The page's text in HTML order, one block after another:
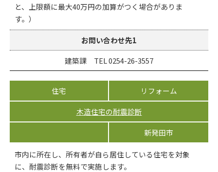
と、上限額に最大40万円の加算がつく場合がありま
す。）
お問い合わせ先1
建築課 TEL 0254-26-3557
住宅 リフォーム
木造住宅の耐震診断
新発田市
市内に所在し、所有者が自ら居住している住宅を対象
に、耐震診断を無料で実施します。